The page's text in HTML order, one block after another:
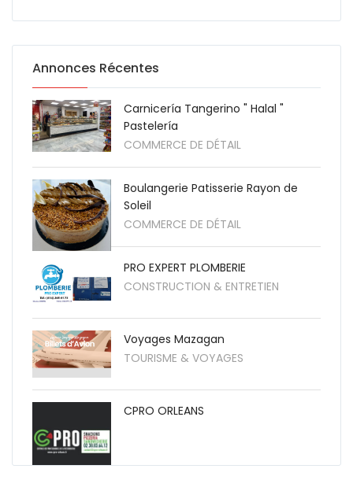
Annonces Récentes
Carnicería Tangerino " Halal "
Pastelería
COMMERCE DE DÉTAIL
Boulangerie Patisserie Rayon de
Soleil
COMMERCE DE DÉTAIL
PRO EXPERT PLOMBERIE
CONSTRUCTION & ENTRETIEN
Voyages Mazagan
TOURISME & VOYAGES
CPRO ORLEANS